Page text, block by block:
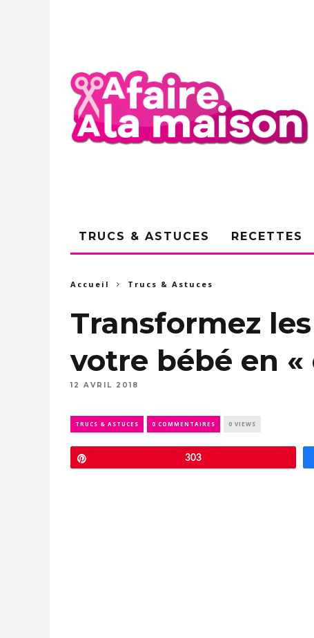
TRUCS & ASTUCES RECETTES
Accueil Trucs & Astuces
Transformez
votre bébé en
12 AVRIL 2018
TRUCS & ASTUCES 0 COMMENTAIRES 0 VIEWS
303